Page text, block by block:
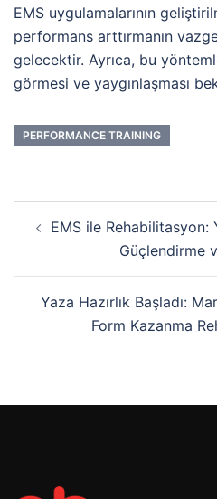
EMS uygulamalarının
performans arttırmanın
gelecektir. Ayrıca, bu
görmesi ve yaygınlaşması
PERFORMANCE TRAINING
EMS ile Rehabilitasyon:
Güçlendirme
Yaza Hazırlık Başladı:
Form Kazanma